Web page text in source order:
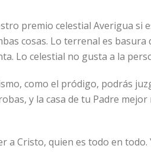
premio celestial Averigua si
cosas. Lo terrenal es
Lo celestial no gusta a la
como el pródigo, podrás
y la casa de tu Padre
a Cristo, quien es todo en